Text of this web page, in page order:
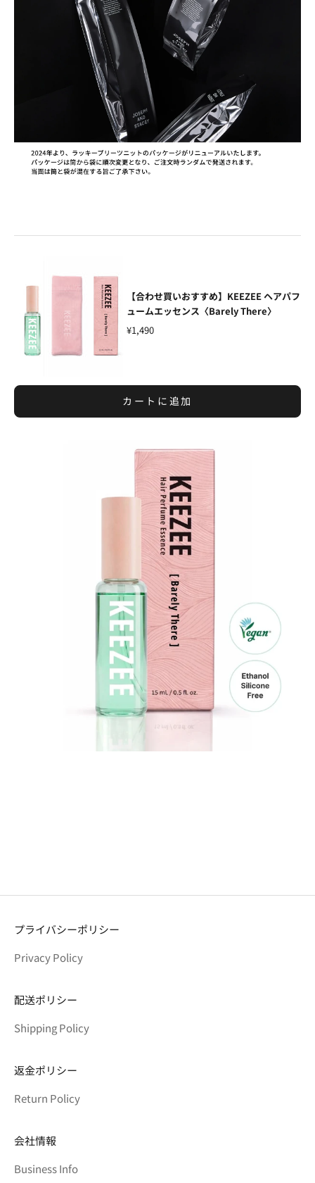
【合わせ買いおすすめ】KEEZEE ヘアパフ
ュームエッセンス〈Barely There〉
¥1,490
カートに追加
プライバシーポリシー
Privacy Policy
配送ポリシー
Shipping Policy
返金ポリシー
Return Policy
会社情報
Business Info